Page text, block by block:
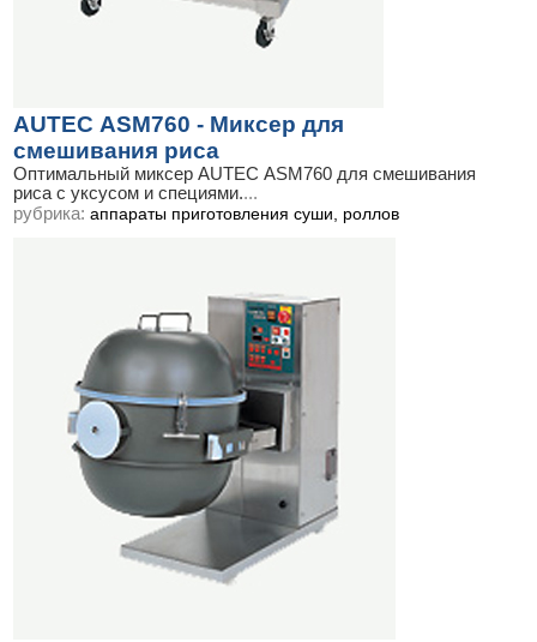
AUTEC АSM760 - Миксер для
смешивания риса
Оптимальный миксер AUTEC АSM760 для смешивания
риса с уксусом и специями....
рубрика: аппараты приготовления суши, роллов